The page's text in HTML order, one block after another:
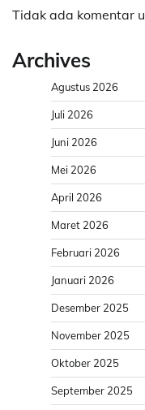
Tidak ada komentar
Archives
Agustus 2026
Juli 2026
Juni 2026
Mei 2026
April 2026
Maret 2026
Februari 2026
Januari 2026
Desember 2025
November 2025
Oktober 2025
September 2025